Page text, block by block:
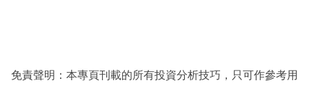
免責聲明：本專頁刊載的所有投資分析技巧，只可作參考用